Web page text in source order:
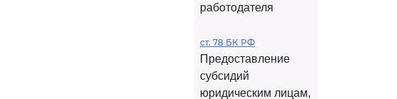
работодателя
ст. 78 БК РФ
Предоставление
субсидий
юридическим лицам,